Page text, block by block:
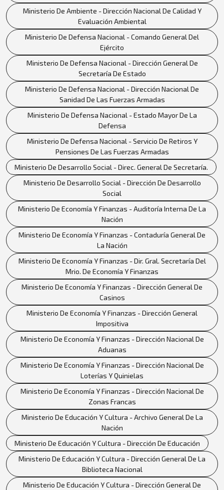
Ministerio De Ambiente - Dirección Nacional De Calidad Y
Evaluación Ambiental
Ministerio De Defensa Nacional - Comando General Del
Ejército
Ministerio De Defensa Nacional - Dirección General De
Secretaría De Estado
Ministerio De Defensa Nacional - Dirección Nacional De
Sanidad De Las Fuerzas Armadas
Ministerio De Defensa Nacional - Estado Mayor De La
Defensa
Ministerio De Defensa Nacional - Servicio De Retiros Y
Pensiones De Las Fuerzas Armadas
Ministerio De Desarrollo Social - Direc. General De Secretaría.
Ministerio De Desarrollo Social - Dirección De Desarrollo
Social
Ministerio De Economía Y Finanzas - Auditoría Interna De La
Nación
Ministerio De Economía Y Finanzas - Contaduría General De
La Nación
Ministerio De Economía Y Finanzas - Dir. Gral. Secretaría Del
Mrio. De Economía Y Finanzas
Ministerio De Economía Y Finanzas - Dirección General De
Casinos
Ministerio De Economía Y Finanzas - Dirección General
Impositiva
Ministerio De Economía Y Finanzas - Dirección Nacional De
Aduanas
Ministerio De Economía Y Finanzas - Dirección Nacional De
Loterías Y Quinielas
Ministerio De Economía Y Finanzas - Dirección Nacional De
Zonas Francas
Ministerio De Educación Y Cultura - Archivo General De La
Nación
Ministerio De Educación Y Cultura - Dirección De Educación
Ministerio De Educación Y Cultura - Dirección General De La
Biblioteca Nacional
Ministerio De Educación Y Cultura - Dirección General De